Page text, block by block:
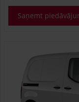
Saņemt